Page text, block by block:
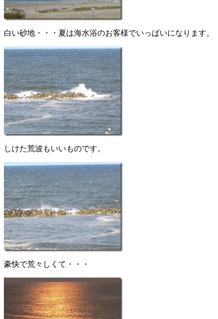
白い砂地・・・夏は海水浴のお客様でいっぱいになります。
しけた荒波もいいものです。
豪快で荒々しくて・・・